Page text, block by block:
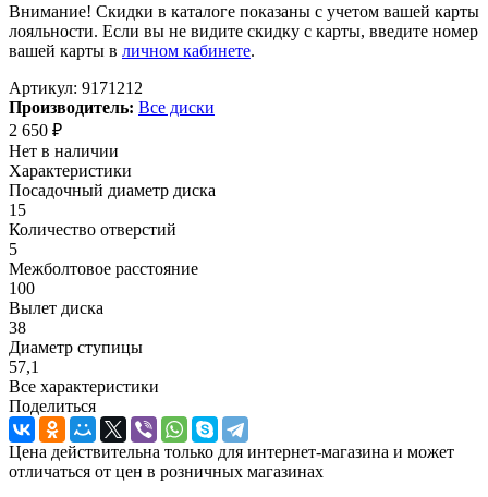
Внимание! Скидки в каталоге показаны с учетом вашей карты
лояльности. Если вы не видите скидку с карты, введите номер
вашей карты в личном кабинете.
Артикул: 9171212
Производитель: Все диски
2 650 ₽
Нет в наличии
Характеристики
Посадочный диаметр диска
15
Количество отверстий
5
Межболтовое расстояние
100
Вылет диска
38
Диаметр ступицы
57,1
Все характеристики
Поделиться
Цена действительна только для интернет-магазина и может
отличаться от цен в розничных магазинах